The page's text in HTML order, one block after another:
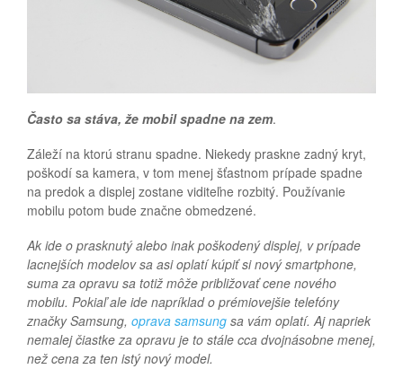
Často sa stáva, že mobil spadne na zem.
Záleží na ktorú stranu spadne. Niekedy praskne zadný kryt,
poškodí sa kamera, v tom menej šťastnom prípade spadne
na predok a displej zostane viditeľne rozbitý. Používanie
mobilu potom bude značne obmedzené.
Ak ide o prasknutý alebo inak poškodený displej, v prípade
lacnejších modelov sa asi oplatí kúpiť si nový smartphone,
suma za opravu sa totiž môže približovať cene nového
mobilu. Pokiaľ ale ide napríklad o prémiovejšie telefóny
značky Samsung, oprava samsung sa vám oplatí. Aj napriek
nemalej čiastke za opravu je to stále cca dvojnásobne menej,
než cena za ten istý nový model.